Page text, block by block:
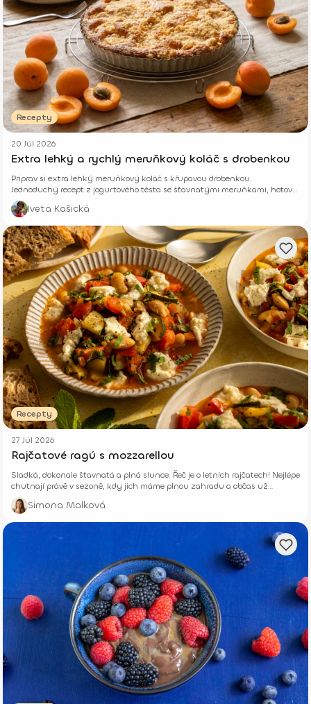
Recepty
20 Júl 2026
Extra lehký a rychlý meruňkový koláč s drobenkou
Priprav si extra lehký meruňkový koláč s křupavou drobenkou.
Jednoduchý recept z jogurtového těsta se šťavnatými meruňkami, hotový
z pár surovin.
Iveta Kašická
Recepty
27 Júl 2026
Rajčatové ragú s mozzarellou
Sladká, dokonale šťavnatá a plná slunce. Řeč je o letních rajčatech! Nejlépe
chutnají právě v sezoně, kdy jich máme plnou zahradu a občas už
opravdu nevíme, co s nimi.
Simona Malková